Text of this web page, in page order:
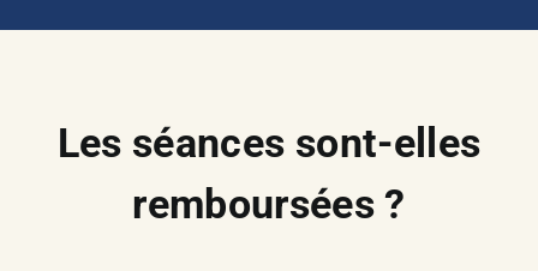
Les séances sont-elles
remboursées ?